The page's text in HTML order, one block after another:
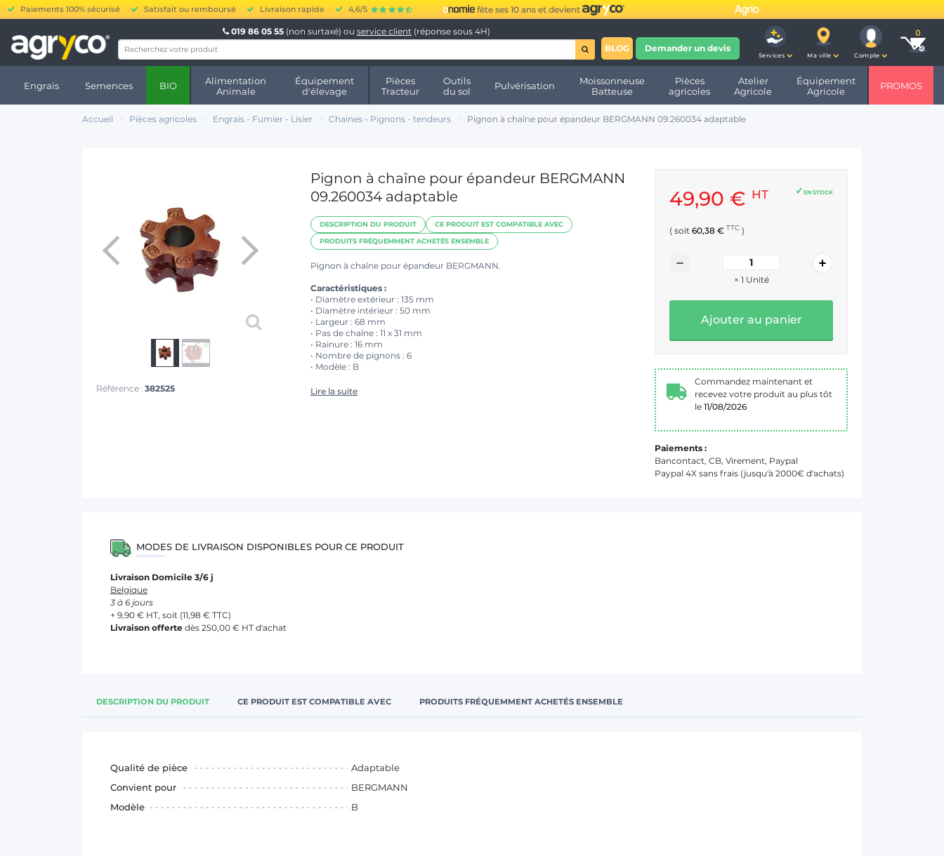
Paiements 100% sécurisé Satisfait ou remboursé Livraison rapide 4,6/5 fête ses 10 ans et devient
019 86 05 55 (non surtaxé) ou service client (réponse sous 4H)
BLOG
Demander un devis
Services Ma ville Compte
Engrais Semences BIO
Alimentation
Animale
Équipement
d'élevage
Pièces
Tracteur
Outils
du sol
Pulvérisation
Moissonneuse
Batteuse
Pièces
agricoles
Atelier
Agricole
Équipement
Agricole
PROMOS
Accueil Pièces agricoles Engrais - Fumier - Lisier Chaines - Pignons - tendeurs Pignon à chaîne pour épandeur BERGMANN 09.260034 adaptable
Référence : 382525
Pignon à chaîne pour épandeur BERGMANN
09.260034 adaptable
DESCRIPTION DU PRODUIT CE PRODUIT EST COMPATIBLE AVEC
PRODUITS FRÉQUEMMENT ACHETÉS ENSEMBLE
Pignon à chaîne pour épandeur BERGMANN.
Caractéristiques :
• Diamètre extérieur : 135 mm
• Diamètre intérieur : 50 mm
• Largeur : 68 mm
• Pas de chaîne : 11 x 31 mm
• Rainure : 16 mm
• Nombre de pignons : 6
• Modèle : B
Lire la suite
EN STOCK
49,90 € HT
( soit 60,38 € TTC )
× 1 Unité
Ajouter au panier
Commandez maintenant et
recevez votre produit au plus tôt
le 11/08/2026
Paiements :
Bancontact, CB, Virement, Paypal
Paypal 4X sans frais (jusqu'à 2000€ d'achats)
MODES DE LIVRAISON DISPONIBLES POUR CE PRODUIT
Livraison Domicile 3/6 j
Belgique
3 à 6 jours
+ 9,90 € HT, soit (11,98 € TTC)
Livraison offerte dès 250,00 € HT d'achat
DESCRIPTION DU PRODUIT CE PRODUIT EST COMPATIBLE AVEC PRODUITS FRÉQUEMMENT ACHETÉS ENSEMBLE
Qualité de pièce
Adaptable
Convient pour
BERGMANN
Modèle
B